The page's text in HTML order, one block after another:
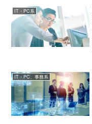
IT・PC系
IT・PC、事務系